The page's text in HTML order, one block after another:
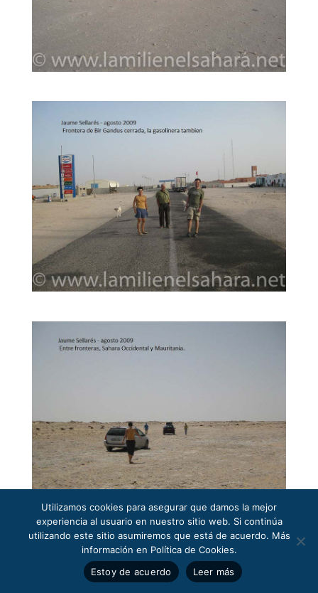
Utilizamos cookies para asegurar que damos la mejor
experiencia al usuario en nuestro sitio web. Si continúa
utilizando este sitio asumiremos que está de acuerdo. Más
información en Política de Cookies.
Estoy de acuerdo
Leer más